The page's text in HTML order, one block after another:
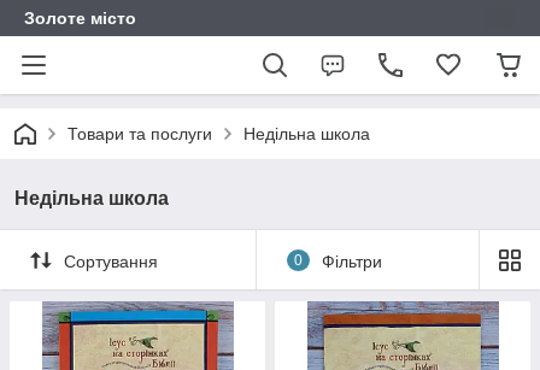
Золоте місто
Товари та послуги Недільна школа
Недільна школа
Сортування 0 Фільтри